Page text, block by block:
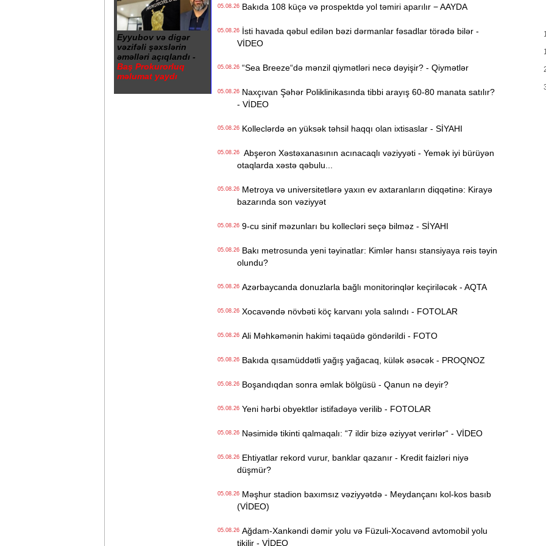
Eyyubov və digər
vəzifəli şəxslərin
əməlləri açıqlandı -
Baş Prokurorluq
məlumat yaydı
05.08.26Bakıda 108 küçə və prospektdə yol təmiri aparılır − AAYDA
05.08.26İsti havada qəbul edilən bəzi dərmanlar fəsadlar törədə bilər -
VİDEO
05.08.26“Sea Breeze“də mənzil qiymətləri necə dəyişir? - Qiymətlər
05.08.26Naxçıvan Şəhər Poliklinikasında tibbi arayış 60-80 manata satılır?
- VİDEO
05.08.26Kolleclərdə ən yüksək təhsil haqqı olan ixtisaslar - SİYAHI
05.08.26Abşeron Xəstəxanasının acınacaqlı vəziyyəti - Yemək iyi bürüyən
otaqlarda xəstə qəbulu...
05.08.26Metroya və universitetlərə yaxın ev axtaranların diqqətinə: Kirayə
bazarında son vəziyyət
05.08.269-cu sinif məzunları bu kollecləri seçə bilməz - SİYAHI
05.08.26Bakı metrosunda yeni təyinatlar: Kimlər hansı stansiyaya rəis təyin
olundu?
05.08.26Azərbaycanda donuzlarla bağlı monitorinqlər keçiriləcək - AQTA
05.08.26Xocavəndə növbəti köç karvanı yola salındı - FOTOLAR
05.08.26Ali Məhkəmənin hakimi təqaüdə göndərildi - FOTO
05.08.26Bakıda qısamüddətli yağış yağacaq, külək əsəcək - PROQNOZ
05.08.26Boşandıqdan sonra əmlak bölgüsü - Qanun nə deyir?
05.08.26Yeni hərbi obyektlər istifadəyə verilib - FOTOLAR
05.08.26Nəsimidə tikinti qalmaqalı: “7 ildir bizə əziyyət verirlər“ - VİDEO
05.08.26Ehtiyatlar rekord vurur, banklar qazanır - Kredit faizləri niyə
düşmür?
05.08.26Məşhur stadion baxımsız vəziyyətdə - Meydançanı kol-kos basıb
(VİDEO)
05.08.26Ağdam-Xankəndi dəmir yolu və Füzuli-Xocavənd avtomobil yolu
tikilir - VİDEO